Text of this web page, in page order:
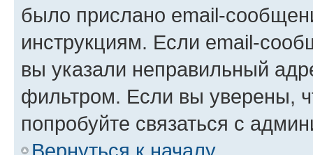
было прислано email-
инструкциям. Если email-
вы указали неправильный
фильтром. Если вы уверены,
попробуйте связаться с
Вернуться к началу